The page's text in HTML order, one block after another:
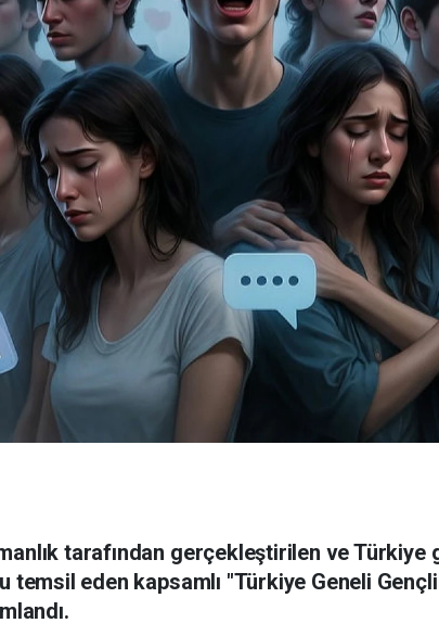
tarafından gerçekleştirilen ve
temsil eden kapsamlı "Türkiye Geneli